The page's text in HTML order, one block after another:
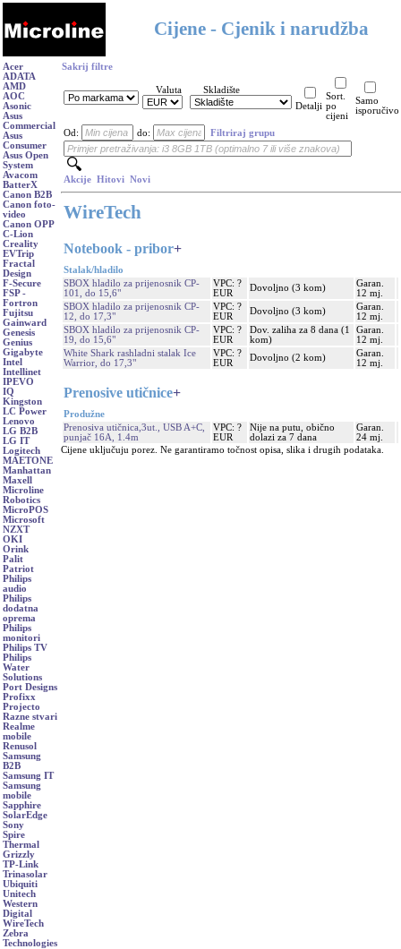
Cijene - Cjenik i narudžba
Acer
ADATA
AMD
AOC
Asonic
Asus
Commercial
Asus
Consumer
Asus Open
System
Avacom
BatterX
Canon B2B
Canon foto-
video
Canon OPP
C-Lion
Creality
EVTrip
Fractal
Design
F-Secure
FSP -
Fortron
Fujitsu
Gainward
Genesis
Genius
Gigabyte
Intel
Intellinet
IPEVO
IQ
Kingston
LC Power
Lenovo
LG B2B
LG IT
Logitech
MAETONE
Manhattan
Maxell
Microline
Robotics
MicroPOS
Microsoft
NZXT
OKI
Orink
Palit
Patriot
Philips
audio
Philips
dodatna
oprema
Philips
monitori
Philips TV
Philips
Water
Solutions
Port Designs
Profixx
Projecto
Razne stvari
Realme
mobile
Renusol
Samsung
B2B
Samsung IT
Samsung
mobile
Sapphire
SolarEdge
Sony
Spire
Thermal
Grizzly
TP-Link
Trinasolar
Ubiquiti
Unitech
Western
Digital
WireTech
Zebra
Technologies
Sakrij filtre
Valuta
Skladište
Detalji
Sort.
po
cijeni
Samo
isporučivo
Od: do: Filtriraj grupu
Akcije Hitovi Novi
WireTech
Notebook - pribor+
Stalak/hladilo
SBOX hladilo za prijenosnik CP-
101, do 15,6"
VPC: ?
EUR
Dovoljno (3 kom)
Garan.
12 mj.
SBOX hladilo za prijenosnik CP-
12, do 17,3"
VPC: ?
EUR
Dovoljno (3 kom)
Garan.
12 mj.
SBOX hladilo za prijenosnik CP-
19, do 15,6"
VPC: ?
EUR
Dov. zaliha za 8 dana (1
kom)
Garan.
12 mj.
White Shark rashladni stalak Ice
Warrior, do 17,3"
VPC: ?
EUR
Dovoljno (2 kom)
Garan.
12 mj.
Prenosive utičnice+
Produžne
Prenosiva utičnica,3ut., USB A+C,
punjač 16A, 1.4m
VPC: ?
EUR
Nije na putu, obično
dolazi za 7 dana
Garan.
24 mj.
Cijene uključuju porez. Ne garantiramo točnost opisa, slika i drugih podataka.